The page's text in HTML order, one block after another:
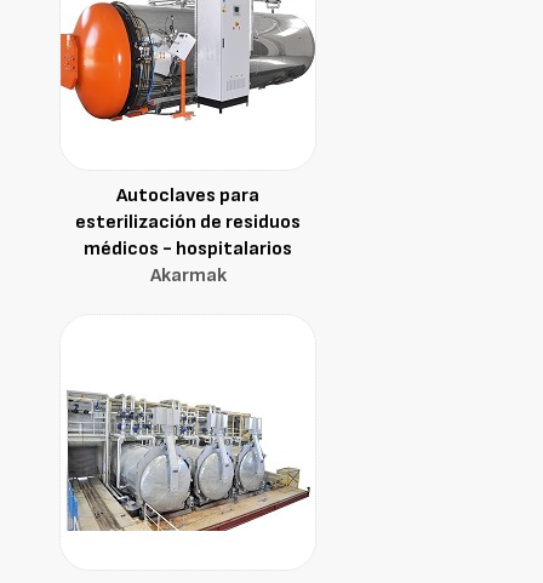
Autoclaves para
esterilización de residuos
médicos - hospitalarios
Akarmak